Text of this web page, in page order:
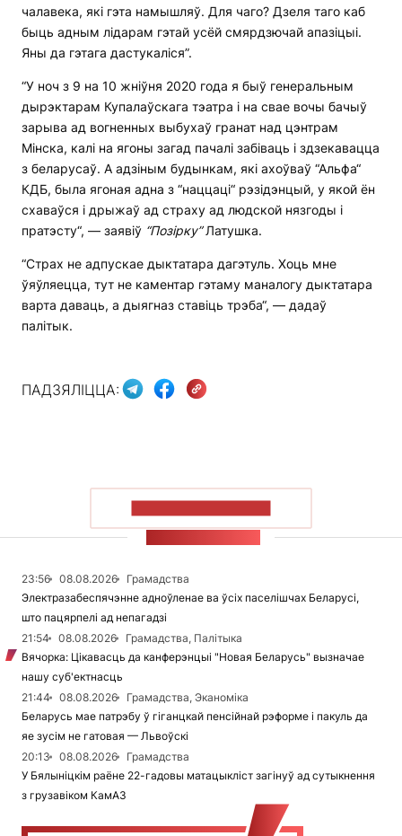
чалавека, які гэта намышляў. Для чаго? Дзеля таго каб
быць адным лідарам гэтай усёй смярдзючай апазіцыі.
Яны да гэтага дастукаліся”.
“У ноч з 9 на 10 жніўня 2020 года я быў генеральным
дырэктарам Купалаўскага тэатра і на свае вочы бачыў
зарыва ад вогненных выбухаў гранат над цэнтрам
Мінска, калі на ягоны загад пачалі забіваць і здзекавацца
з беларусаў. А адзіным будынкам, які ахоўваў “Альфа“
КДБ, была ягоная адна з “наццаці“ рэзідэнцый, у якой ён
схаваўся і дрыжаў ад страху ад людской нязгоды і
пратэсту“, — заявіў “Позірку”Латушка.
“Страх не адпускае дыктатара дагэтуль. Хоць мне
ўяўляецца, тут не каментар гэтаму маналогу дыктатара
варта даваць, а дыягназ ставіць трэба“, — дадаў
палітык.
ПАДЗЯЛІЦЦА:
23:56 08.08.2026
Грамадства
Электразабеспячэнне адноўленае ва ўсіх паселішчах Беларусі,
што пацярпелі ад непагадзі
21:54
08.08.2026
Грамадства, Палітыка
Вячорка: Цікавасць да канферэнцыі "Новая Беларусь" вызначае
нашу суб'ектнасць
21:44
08.08.2026
Грамадства, Эканоміка
Беларусь мае патрэбу ў гіганцкай пенсійнай рэформе і пакуль да
яе зусім не гатовая — Львоўскі
20:13
08.08.2026
Грамадства
У Бялыніцкім раёне 22-гадовы матацыкліст загінуў ад сутыкнення
з грузавіком КамАЗ